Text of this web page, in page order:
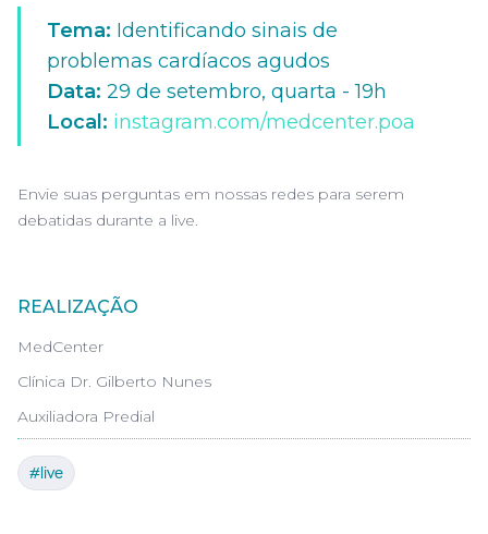
Tema: Identificando sinais de
problemas cardíacos agudos
Data: 29 de setembro, quarta - 19h
Local: instagram.com/medcenter.poa
Envie suas perguntas em nossas redes para serem
debatidas durante a live.
REALIZAÇÃO
MedCenter
Clínica Dr. Gilberto Nunes
Auxiliadora Predial
#live